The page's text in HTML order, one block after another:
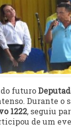
do futuro
Durante o
1222, seguiu
de um